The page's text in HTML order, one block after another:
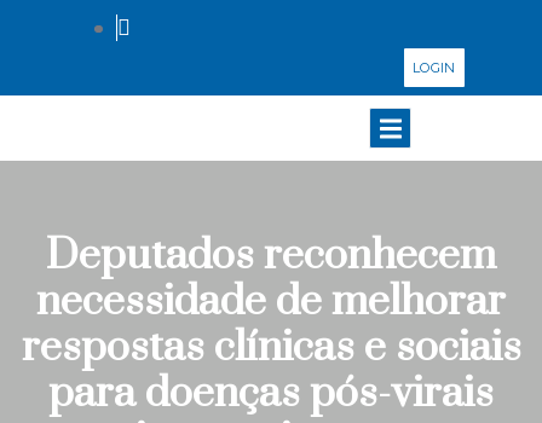
LOGIN
Deputados reconhecem
necessidade de melhorar
respostas clínicas e sociais
para doenças pós-virais